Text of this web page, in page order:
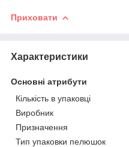
Приховати
Характеристики
Основні атрибути
Кількість в упаковці
Виробник
Призначення
Тип упаковки пелюшок